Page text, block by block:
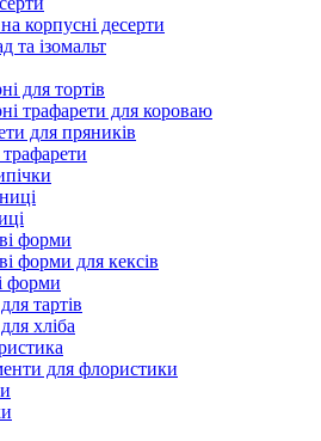
корпусні десерти
та ізомальт
для тортів
трафарети для короваю
для пряників
форми
форми для кексів
форми
тартів
хліба
для флористики